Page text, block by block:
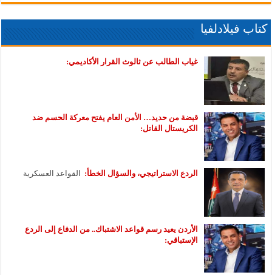
كتاب فيلادلفيا
غياب الطالب عن ثالوث القرار الأكاديمي:
قبضة من حديد… الأمن العام يفتح معركة الحسم ضد
الكريستال القاتل:
الردع الاستراتيجي، والسؤال الخطأ: القواعد العسكرية
الأردن يعيد رسم قواعد الاشتباك.. من الدفاع إلى الردع
الإستباقي: